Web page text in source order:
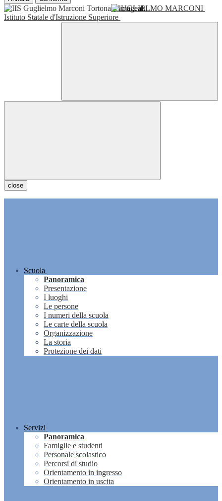
GUGLIELMO MARCONI
Istituto Statale d'Istruzione Superiore
close
Scuola
Panoramica
Presentazione
I luoghi
Le persone
I numeri della scuola
Le carte della scuola
Organizzazione
La storia
Protezione dei dati
Servizi
Panoramica
Famiglie e studenti
Personale scolastico
Percorsi di studio
Orientamento in ingresso
Orientamento in uscita